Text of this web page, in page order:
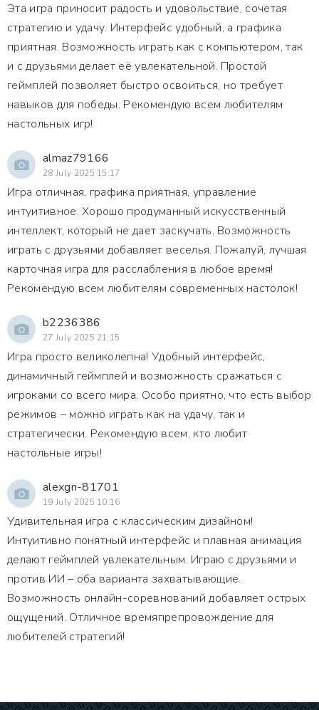
Эта игра приносит радость и удовольствие, сочетая
стратегию и удачу. Интерфейс удобный, а графика
приятная. Возможность играть как с компьютером, так
и с друзьями делает её увлекательной. Простой
геймплей позволяет быстро освоиться, но требует
навыков для победы. Рекомендую всем любителям
настольных игр!
almaz79166
28 July 2025 15:17
Игра отличная, графика приятная, управление
интуитивное. Хорошо продуманный искусственный
интеллект, который не дает заскучать. Возможность
играть с друзьями добавляет веселья. Пожалуй, лучшая
карточная игра для расслабления в любое время!
Рекомендую всем любителям современных настолок!
b2236386
27 July 2025 21:15
Игра просто великолепна! Удобный интерфейс,
динамичный геймплей и возможность сражаться с
игроками со всего мира. Особо приятно, что есть выбор
режимов – можно играть как на удачу, так и
стратегически. Рекомендую всем, кто любит
настольные игры!
alexgn-81701
19 July 2025 10:16
Удивительная игра с классическим дизайном!
Интуитивно понятный интерфейс и плавная анимация
делают геймплей увлекательным. Играю с друзьями и
против ИИ – оба варианта захватывающие.
Возможность онлайн-соревнований добавляет острых
ощущений. Отличное времяпрепровождение для
любителей стратегий!